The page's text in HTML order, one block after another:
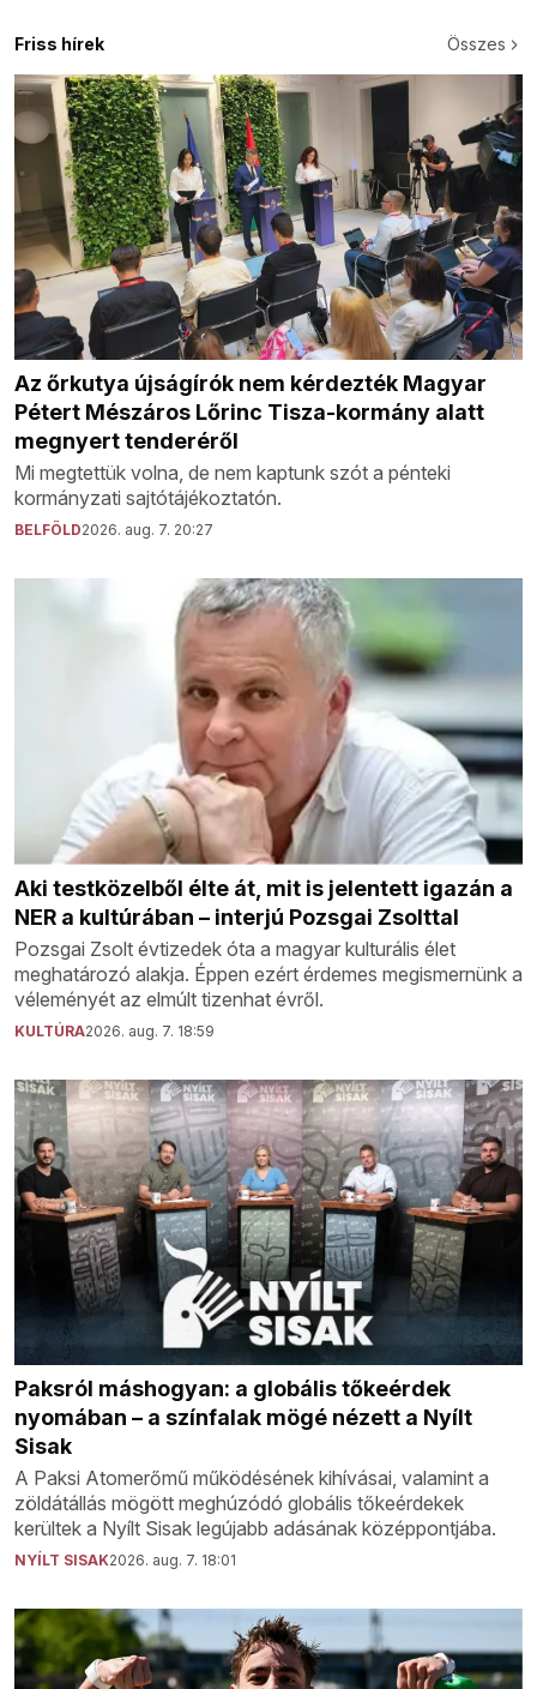
Friss hírek Összes
Az őrkutya újságírók nem kérdezték Magyar
Pétert Mészáros Lőrinc Tisza-kormány alatt
megnyert tenderéről
Mi megtettük volna, de nem kaptunk szót a pénteki
kormányzati sajtótájékoztatón.
BELFÖLD2026. aug. 7. 20:27
Aki testközelből élte át, mit is jelentett igazán a
NER a kultúrában – interjú Pozsgai Zsolttal
Pozsgai Zsolt évtizedek óta a magyar kulturális élet
meghatározó alakja. Éppen ezért érdemes megismernünk a
véleményét az elmúlt tizenhat évről.
KULTÚRA2026. aug. 7. 18:59
Paksról máshogyan: a globális tőkeérdek
nyomában – a színfalak mögé nézett a Nyílt
Sisak
A Paksi Atomerőmű működésének kihívásai, valamint a
zöldátállás mögött meghúzódó globális tőkeérdekek
kerültek a Nyílt Sisak legújabb adásának középpontjába.
NYÍLT SISAK2026. aug. 7. 18:01